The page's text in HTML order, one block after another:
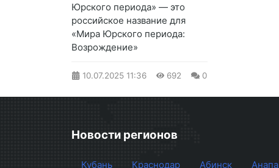
Юрского периода» — это
российское название для
«Мира Юрского периода:
Возрождение»
10.07.2025 11:36 692 0
Новости регионов
Кубань Краснодар Абинск Анапа